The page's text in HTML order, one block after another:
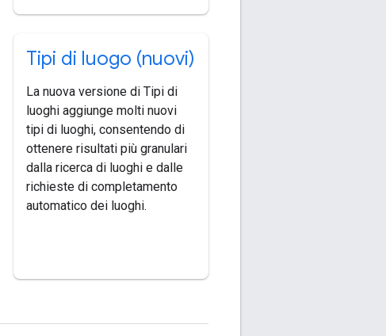
Tipi di luogo (nuovi)
La nuova versione di Tipi di
luoghi aggiunge molti nuovi
tipi di luoghi, consentendo di
ottenere risultati più granulari
dalla ricerca di luoghi e dalle
richieste di completamento
automatico dei luoghi.